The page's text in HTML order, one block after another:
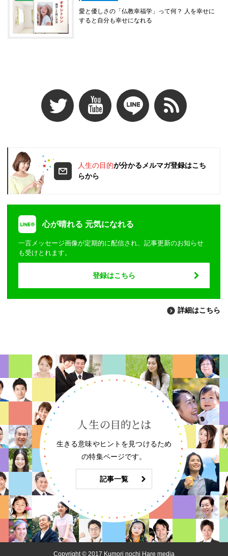
愛と優しさの「仏教幸福学」って何？ 人を幸せに
すると自分も幸せになれる
人生の目的が分かるメルマガ登録はこち
らから
心が晴れる 元気になれる
一言メッセージ画像が定期的に配信され、記事更新のお知らせ
も受けとれます。
登録はこちら
詳細はこちら
生きる意味やヒントを見つけるため
の特集ページです。
記事一覧
Copyright © 2017 Kumori nochi Hare media